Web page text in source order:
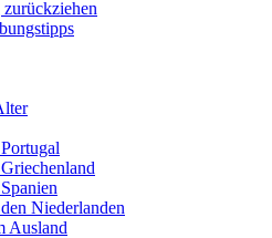
Niederlanden
Ausland